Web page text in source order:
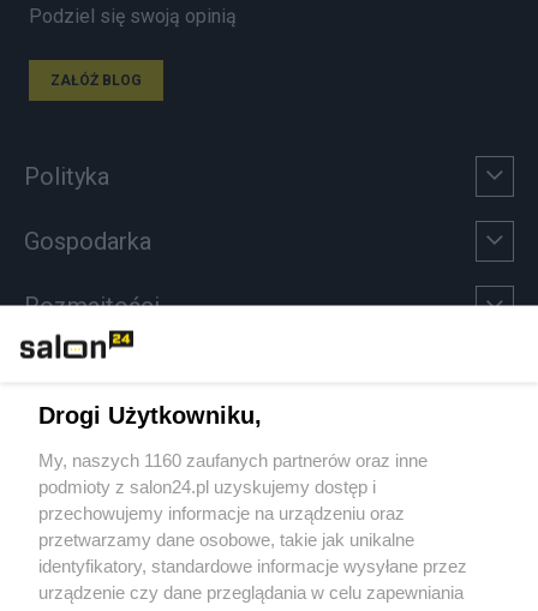
Podziel się swoją opinią
ZAŁÓŻ BLOG
Polityka
Gospodarka
Rozmaitości
Sport
Społeczeństwo
Kultura
Drogi Użytkowniku,
My, naszych 1160 zaufanych partnerów oraz inne
podmioty z salon24.pl uzyskujemy dostęp i
przechowujemy informacje na urządzeniu oraz
przetwarzamy dane osobowe, takie jak unikalne
identyfikatory, standardowe informacje wysyłane przez
urządzenie czy dane przeglądania w celu zapewniania